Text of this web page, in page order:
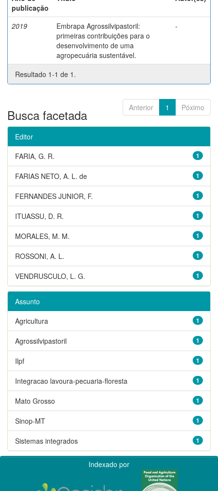
publicação
2019
Embrapa Agrossilvipastoril:
primeiras contribuições para o
desenvolvimento de uma
agropecuária sustentável.
-
Resultado 1-1 de 1.
Anterior 1 Póximo
Busca facetada
Editor
1
FARIA, G. R.
1
FARIAS NETO, A. L. de
1
FERNANDES JUNIOR, F.
1
ITUASSU, D. R.
1
MORALES, M. M.
1
ROSSONI, A. L.
1
VENDRUSCULO, L. G.
Assunto
1
Agricultura
1
Agrossilvipastoril
1
Ilpf
1
Integracao lavoura-pecuaria-floresta
1
Mato Grosso
1
Sinop-MT
1
Sistemas integrados
Indexado por